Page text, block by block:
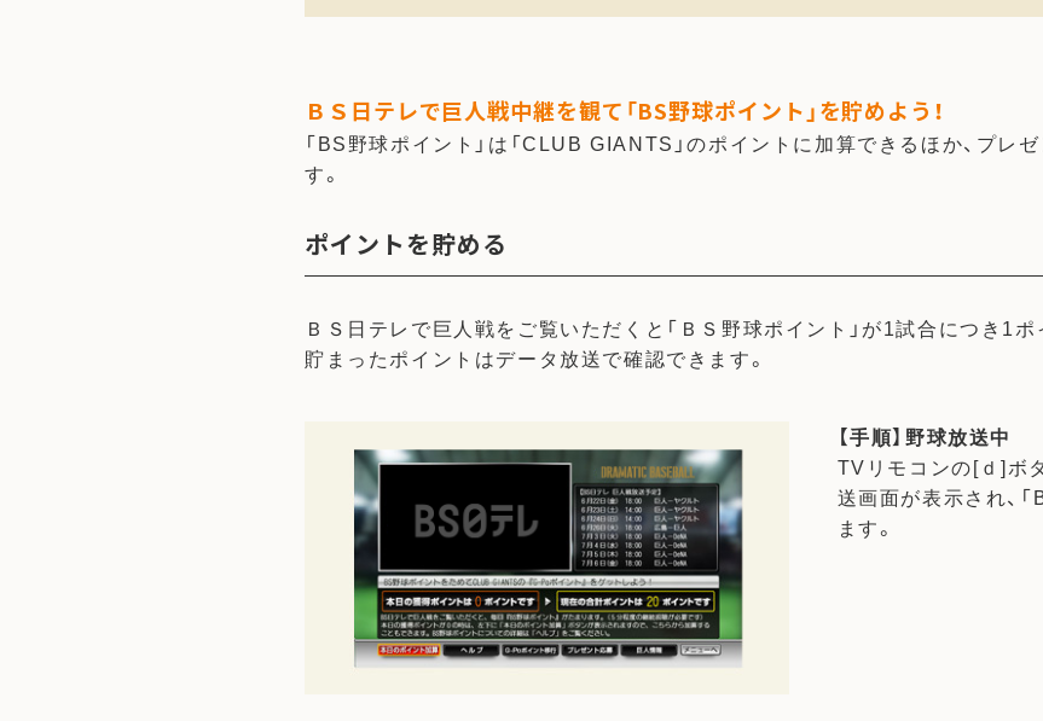
ＢＳ日テレで巨人戦中継を観て「BS野球ポイント」を貯めよう！
「BS野球ポイント」は「CLUB GIANTS」のポイントに加算できるほか、プレ
す。
ポイントを貯める
ＢＳ日テレで巨人戦をご覧いただくと「ＢＳ野球ポイント」が1試合につき1ポ
貯まったポイントはデータ放送で確認できます。
【手順】野球放送中
TVリモコンの[ｄ]ボ
送画面が表示され、
ます。